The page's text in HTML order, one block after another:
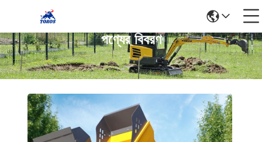
পণ্যের বিবরণ